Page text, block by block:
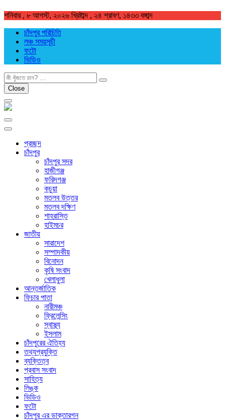
শনিবার , ৮ আগস্ট, ২০২৬ খ্রিষ্টাব্দ , ২৪ শ্রাবণ, ১৪৩৩ বঙ্গাব্দ
চাঁদপুর পরিচিতি
লঞ্চ সময়সূচী
ফটো
ভিডিও
খুজুন
Close
প্রচ্ছদ
চাঁদপুর
চাঁদপুর সদর
হাজীগঞ্জ
ফরিদগঞ্জ
কচুয়া
মতলব উত্তর
মতলব দক্ষিণ
শাহরাস্তি
হাইমচর
জাতীয়
সারাদেশ
সম্পাদকীয়
বিনোদন
কৃষি সংবাদ
খেলাধুলা
আন্তর্জাতিক
ফিচার পাতা
নারীমঞ্চ
ফ্রিলেন্সিং
স্বাস্থ্য
ইসলাম
চাঁদপুরের ঐতিহ্য
তথ্যপ্রযুক্তি
ব্যক্তিত্ব
প্রবাস সংবাদ
সাহিত্য
লিঙ্ক
ভিডিও
ফটো
চাঁদপুর এর ডাক্তারগন